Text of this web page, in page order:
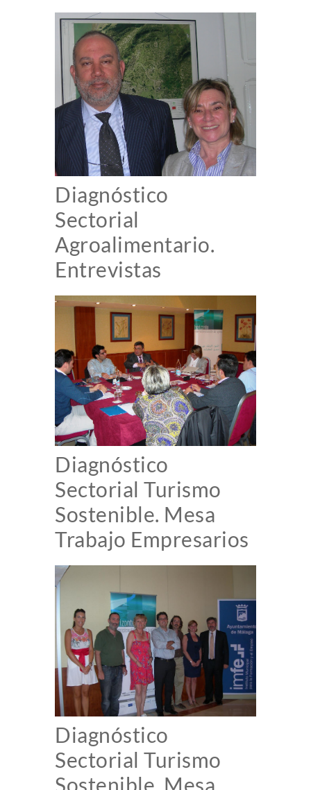
Diagnóstico
Sectorial
Agroalimentario.
Entrevistas
Diagnóstico
Sectorial Turismo
Sostenible. Mesa
Trabajo Empresarios
Diagnóstico
Sectorial Turismo
Sostenible. Mesa